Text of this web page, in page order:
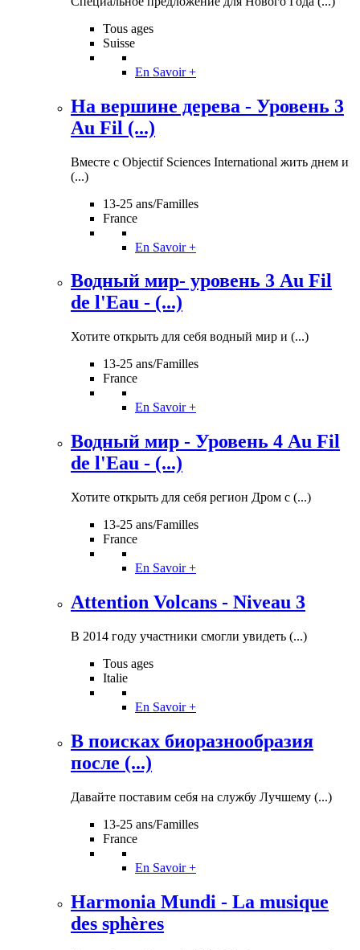
Tous ages
Suisse
En Savoir +
На вершине дерева - Уровень 3
Au Fil (...)
Вместе с Objectif Sciences International жить днем и
(...)
13-25 ans/Familles
France
En Savoir +
Водный мир- уровень 3 Au Fil
de l'Eau - (...)
Хотите открыть для себя водный мир и (...)
13-25 ans/Familles
France
En Savoir +
Водный мир - Уровень 4 Au Fil
de l'Eau - (...)
Хотите открыть для себя регион Дром с (...)
13-25 ans/Familles
France
En Savoir +
Attention Volcans - Niveau 3
В 2014 году участники смогли увидеть (...)
Tous ages
Italie
En Savoir +
В поисках биоразнообразия
после (...)
Давайте поставим себя на службу Лучшему (...)
13-25 ans/Familles
France
En Savoir +
Harmonia Mundi - La musique
des sphères